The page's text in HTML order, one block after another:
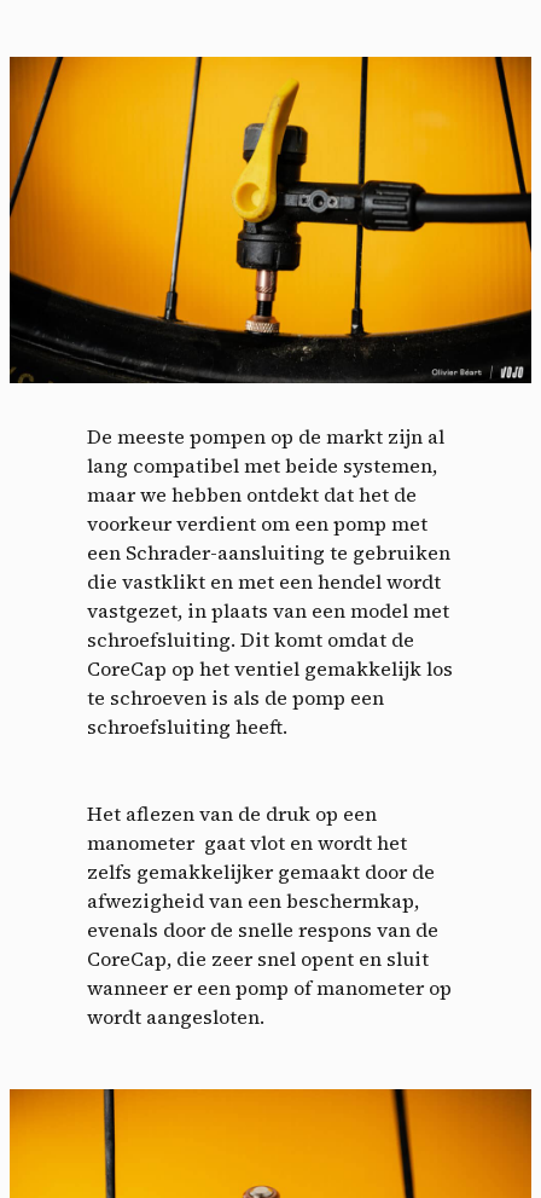
De meeste pompen op de markt zijn al
lang compatibel met beide systemen,
maar we hebben ontdekt dat het de
voorkeur verdient om een ​​pomp met
een Schrader-aansluiting te gebruiken
die vastklikt en met een hendel wordt
vastgezet, in plaats van een model met
schroefsluiting. Dit komt omdat de
CoreCap op het ventiel gemakkelijk los
te schroeven is als de pomp een
schroefsluiting heeft.
Het aflezen van de druk op een
manometer gaat vlot en wordt het
zelfs gemakkelijker gemaakt door de
afwezigheid van een beschermkap,
evenals door de snelle respons van de
CoreCap, die zeer snel opent en sluit
wanneer er een pomp of manometer op
wordt aangesloten.